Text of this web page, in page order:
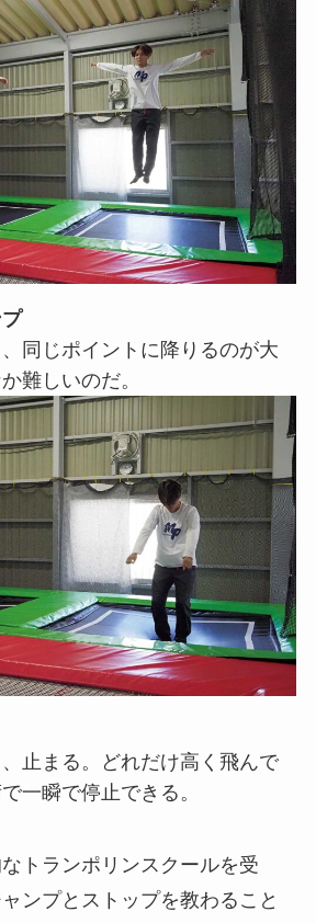
同じポイントに降りるのが大
難しいのだ。
止まる。どれだけ高く飛んで
一瞬で停止できる。
トランポリンスクールを受
ンプとストップを教わること